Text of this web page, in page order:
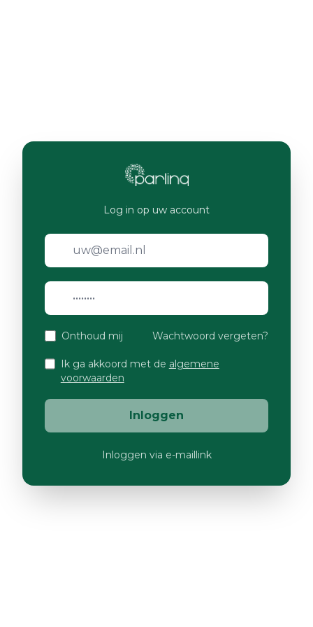
Log in op uw account
Onthoud mij Wachtwoord vergeten?
Ik ga akkoord met de algemene
voorwaarden
Inloggen
Inloggen via e-maillink